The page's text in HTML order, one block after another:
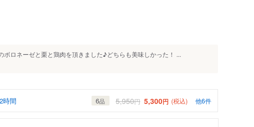
ロネーゼと栗と鶏肉を頂きました♪どちらも美味しかった！ ...
時間 6品 5,950円 5,300円 (税込) 他6件